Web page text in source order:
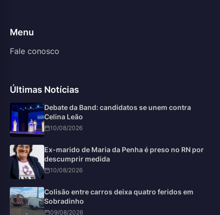
Menu
Fale conosco
Últimas Notícias
Debate da Band: candidatos se unem contra
Celina Leão
10/08/2026
Ex-marido de Maria da Penha é preso no RN por
descumprir medida
10/08/2026
Colisão entre carros deixa quatro feridos em
Sobradinho
09/08/2026